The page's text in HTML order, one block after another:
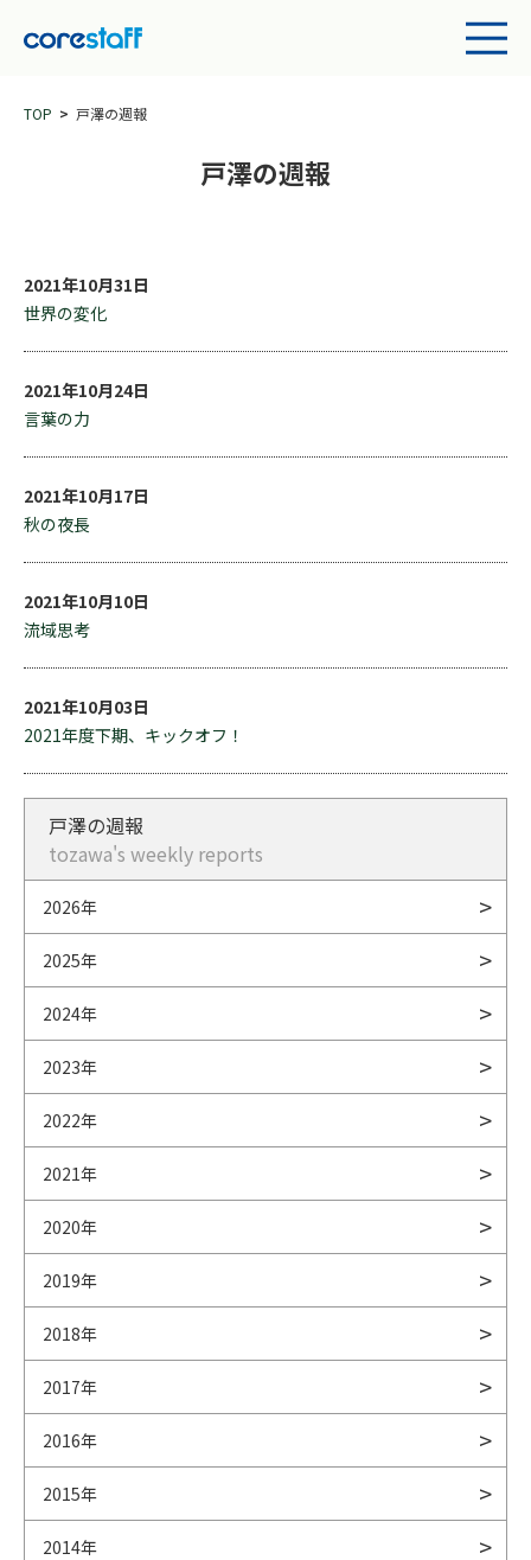
TOP 戸澤の週報
戸澤の週報
2021年10月31日
世界の変化
2021年10月24日
言葉の力
2021年10月17日
秋の夜長
2021年10月10日
流域思考
2021年10月03日
2021年度下期、キックオフ！
戸澤の週報
tozawa's weekly reports
2026年
2025年
2024年
2023年
2022年
2021年
2020年
2019年
2018年
2017年
2016年
2015年
2014年